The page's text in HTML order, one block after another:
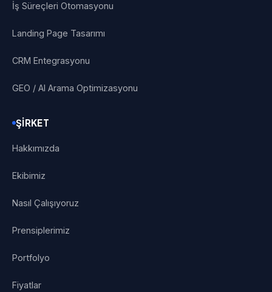
İş Süreçleri Otomasyonu
Landing Page Tasarımı
CRM Entegrasyonu
GEO / AI Arama Optimizasyonu
ŞIRKET
Hakkımızda
Ekibimiz
Nasıl Çalışıyoruz
Prensiplerimiz
Portfolyo
Fiyatlar